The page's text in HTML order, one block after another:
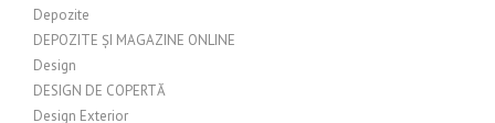
Depozite
DEPOZITE ȘI MAGAZINE ONLINE
Design
DESIGN DE COPERTĂ
Design Exterior